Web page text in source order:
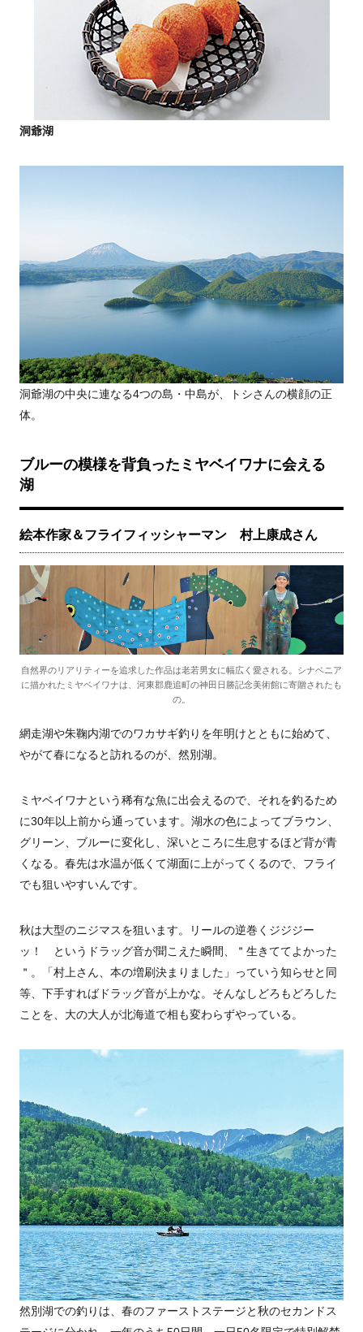
洞爺湖
洞爺湖の中央に連なる4つの島・中島が、トシさんの横顔の正
体。
ブルーの模様を背負ったミヤベイワナに会える
湖
絵本作家＆フライフィッシャーマン 村上康成さん
自然界のリアリティーを追求した作品は老若男女に幅広く愛される。シナベニア
に描かれたミヤベイワナは、河東郡鹿追町の神田日勝記念美術館に寄贈されたも
の。
網走湖や朱鞠内湖でのワカサギ釣りを年明けとともに始めて、
やがて春になると訪れるのが、然別湖。
ミヤベイワナという稀有な魚に出会えるので、それを釣るため
に30年以上前から通っています。湖水の色によってブラウン、
グリーン、ブルーに変化し、深いところに生息するほど背が青
くなる。春先は水温が低くて湖面に上がってくるので、フライ
でも狙いやすいんです。
秋は大型のニジマスを狙います。リールの逆巻くジジジー
ッ！ というドラッグ音が聞こえた瞬間、＂生きててよかった
＂。「村上さん、本の増刷決まりました」っていう知らせと同
等、下手すればドラッグ音が上かな。そんなしどろもどろした
ことを、大の大人が北海道で相も変わらずやっている。
然別湖での釣りは、春のファーストステージと秋のセカンドス